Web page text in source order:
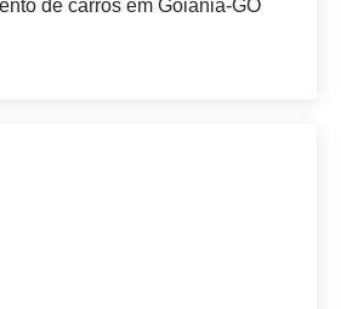
de carros em Goiânia-GO